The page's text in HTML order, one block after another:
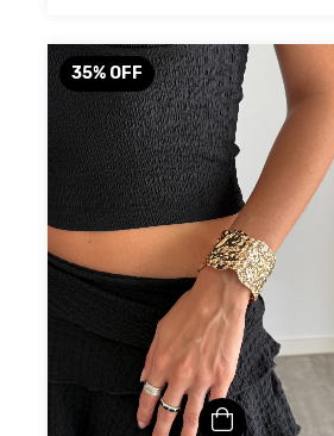
35% OFF